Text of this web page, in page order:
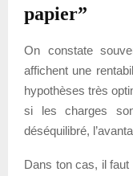
papier”
On constate
affichent une
hypothèses très
si les charges
déséquilibré,
Dans ton cas, il